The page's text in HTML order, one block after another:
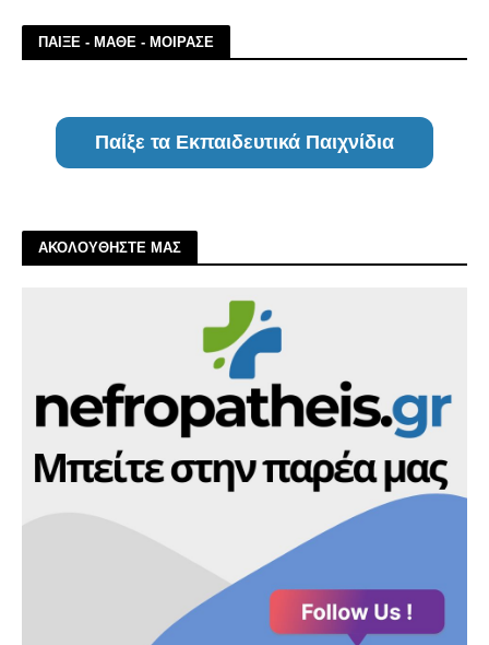
ΠΑΙΞΕ - ΜΑΘΕ - ΜΟΙΡΑΣΕ
Παίξε τα Εκπαιδευτικά Παιχνίδια
ΑΚΟΛΟΥΘΗΣΤΕ ΜΑΣ